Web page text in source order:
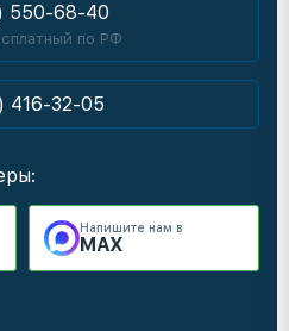
550-68-40
по РФ
416-32-05
Напишите нам в
MAX